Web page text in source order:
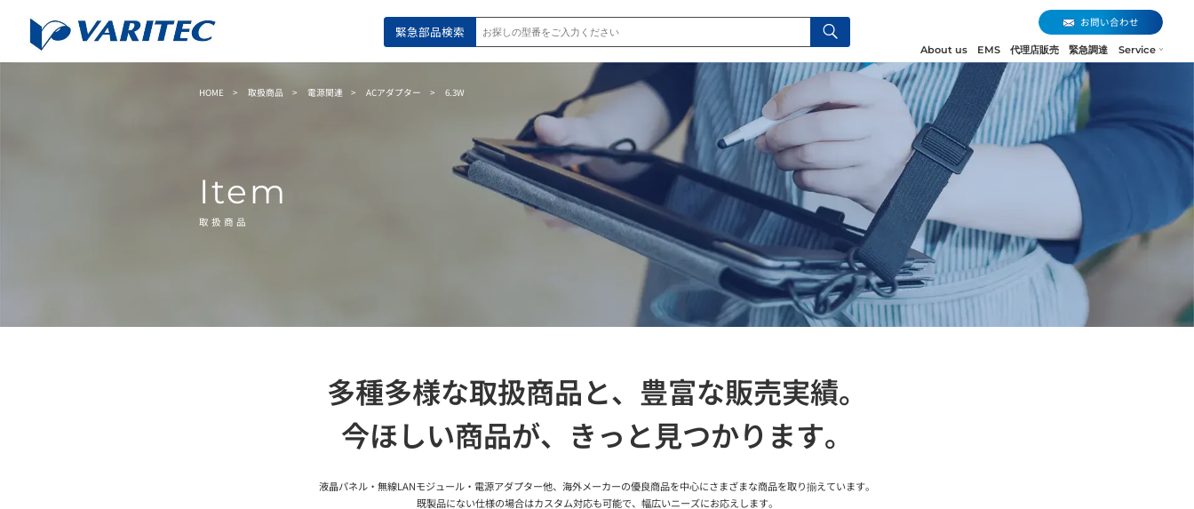
緊急部品検索
お問い合わせ
About us EMS 代理店販売 緊急調達 Service
HOME 取扱商品 電源関連 ACアダプター 6.3W
Item
取扱商品
多種多様な取扱商品と、 豊富な販売実績。
今ほしい商品が、 きっと見つかります。
液晶パネル・無線LANモジュール・電源アダプター他、海外メーカーの優良商品を中心にさまざまな商品を取り揃えています。
既製品にない仕様の場合はカスタム対応も可能で、幅広いニーズにお応えします。